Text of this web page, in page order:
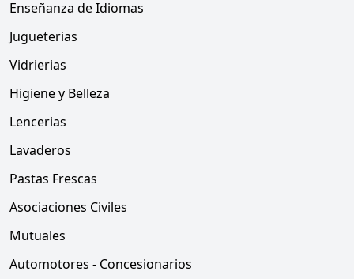
Enseñanza de Idiomas
Jugueterias
Vidrierias
Higiene y Belleza
Lencerias
Lavaderos
Pastas Frescas
Asociaciones Civiles
Mutuales
Automotores - Concesionarios